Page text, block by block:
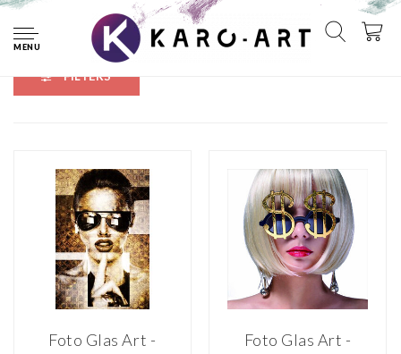
MENU
zonnebril
FILTERS
Foto Glas Art -
Foto Glas Art -